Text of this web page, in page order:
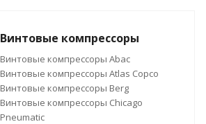
Винтовые компрессоры
Винтовые компрессоры Abac
Винтовые компрессоры Atlas Copco
Винтовые компрессоры Berg
Винтовые компрессоры Chicago
Pneumatic